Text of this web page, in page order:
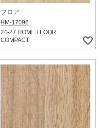
フロア
HM-17096
24-27 HOME FLOOR
COMPACT